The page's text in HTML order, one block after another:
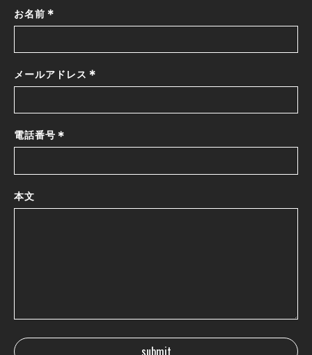
お名前 *
メールアドレス *
電話番号 *
本文